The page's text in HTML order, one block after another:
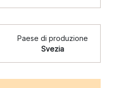
Paese di produzione
Svezia